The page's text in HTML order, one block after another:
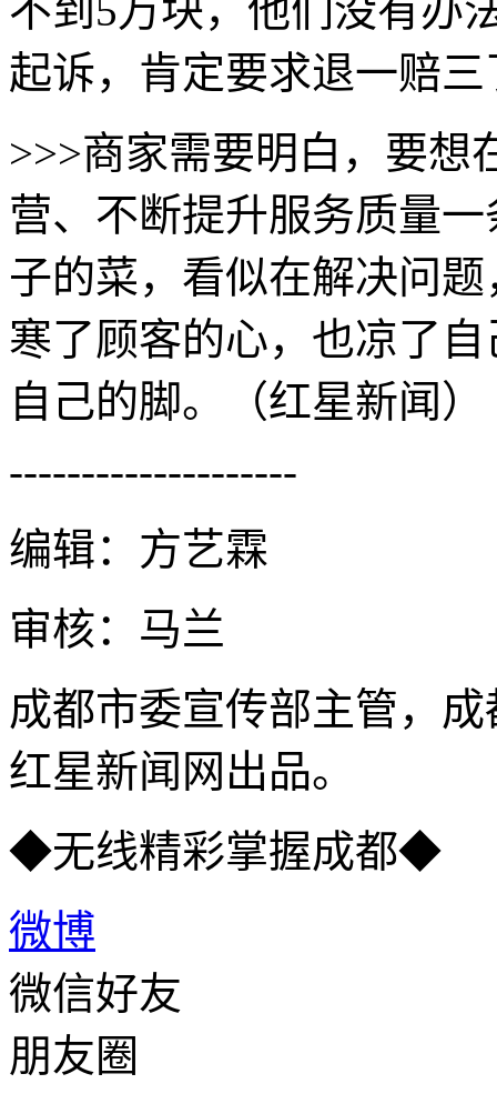
不到5万块，他们没有办
起诉，肯定要求退一赔三
>>>商家需要明白，要想
营、不断提升服务质量
子的菜，看似在解决问
寒了顾客的心，也凉了
自己的脚。（红星新闻）
--------------------
编辑：方艺霖
审核：马兰
成都市委宣传部主管，
红星新闻网出品。
◆无线精彩掌握成都◆
微博
微信好友
朋友圈